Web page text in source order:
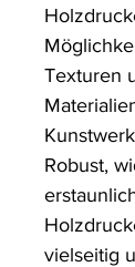
Texturen
Robust,
vielseitig